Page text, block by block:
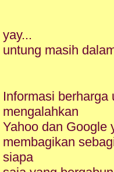
yay...
untung masih
Informasi
mengalahkan
Yahoo dan Google
membagikan
siapa